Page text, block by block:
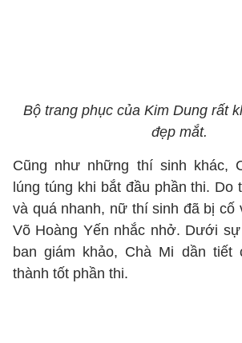
Bộ trang phục của Kim Dung rất
đẹp mắt.
Cũng như những thí sinh khác,
lúng túng khi bắt đầu phần thi. Do
và quá nhanh, nữ thí sinh đã bị cố
Võ Hoàng Yến nhắc nhở. Dưới
ban giám khảo, Chà Mi dần tiết
thành tốt phần thi.